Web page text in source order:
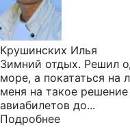
Крушинских Илья
Зимний отдых. Решил
море, а покататься на
меня на такое
авиабилетов до...
Подробнее